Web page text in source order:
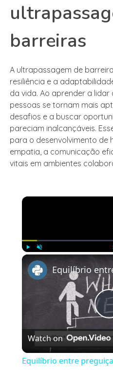
barreiras
A ultrapassagem de
resiliência e a
da vida. Ao aprender a lidar
pessoas se tornam mais
desafios e a buscar
pareciam inalcançáveis.
para o desenvolvimento de
empatia, a comunicação
vitais em ambientes
Watch on
Equilíbrio entre